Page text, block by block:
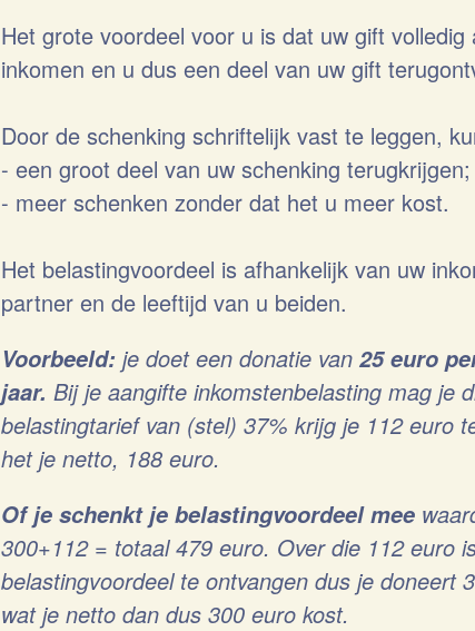
Het grote voordeel voor u is dat uw gift
inkomen en u dus een deel van uw gift
Door de schenking schriftelijk vast te leggen,
- een groot deel van uw schenking terugkrijgen;
- meer schenken zonder dat het u meer kost.
Het belastingvoordeel is afhankelijk van uw
partner en de leeftijd van u beiden.
Voorbeeld: je doet een donatie van 25 euro
jaar. Bij je aangifte inkomstenbelasting mag je
belastingtarief van (stel) 37% krijg je 112 euro
het je netto, 188 euro.
Of je schenkt je belastingvoordeel mee
300+112 = totaal 479 euro. Over die 112 euro
belastingvoordeel te ontvangen dus je doneert
wat je netto dan dus 300 euro kost.